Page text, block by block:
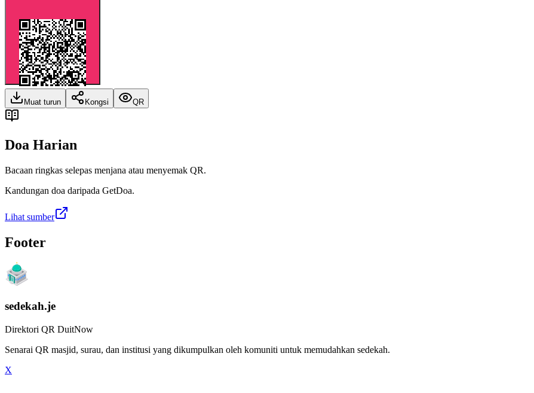
Muat turun Kongsi QR
Doa Harian
Bacaan ringkas selepas menjana atau menyemak QR.
Kandungan doa daripada GetDoa.
Lihat sumber
Footer
sedekah.je
Direktori QR DuitNow
Senarai QR masjid, surau, dan institusi yang dikumpulkan oleh komuniti untuk memudahkan sedekah.
X